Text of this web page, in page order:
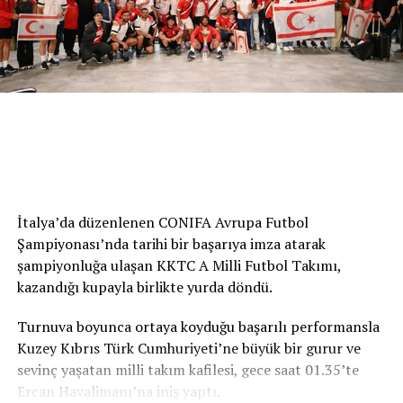
Kırmızı açıklamasında, “Bu proje, ülkemizin ihtiyaç
duyduğu kalifiye iş gücünü yetiştirecek ve gençlerimize
yeni fırsatlar sunacaktır. Bugüne kadar yüzlerce kişinin
desteğiyle önemli bir mesafe kat ettik. İkinci katın tuğla
örme aşamasına geldik. Ancak eksilen tuğla ve diğer yapı
Toplumun Tüm Kesimlerine Destek
Çağrısı
Toplumun her kesimine çağrıda bulunan Kırmızı,
yapılacak küçük veya büyük her katkının büyük önem
taşıdığını belirterek, “Bu proje siyaset üstüdür, gelecek
nesillere yapılan bir yatırımdır. Yapılacak her bağış,
verilecek her destek ve uzatılacak her yardım eli,
İtalya’da düzenlenen CONIFA Avrupa Futbol
Şampiyonası’nda tarihi bir başarıya imza atarak
şampiyonluğa ulaşan KKTC A Milli Futbol Takımı,
kazandığı kupayla birlikte yurda döndü.
Turnuva boyunca ortaya koyduğu başarılı performansla
Kuzey Kıbrıs Türk Cumhuriyeti’ne büyük bir gurur ve
sevinç yaşatan milli takım kafilesi, gece saat 01.35’te
Ercan Havalimanı’na iniş yaptı.